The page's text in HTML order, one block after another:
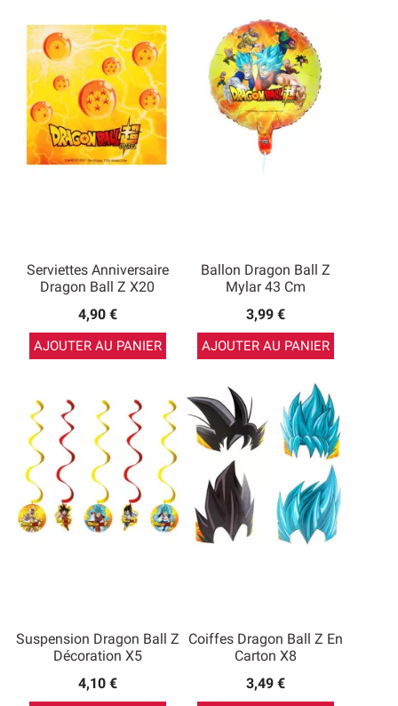
Serviettes Anniversaire
Dragon Ball Z X20
4,90 €
AJOUTER AU PANIER
Ballon Dragon Ball Z
Mylar 43 Cm
3,99 €
AJOUTER AU PANIER
Suspension Dragon Ball Z
Décoration X5
4,10 €
Coiffes Dragon Ball Z En
Carton X8
3,49 €